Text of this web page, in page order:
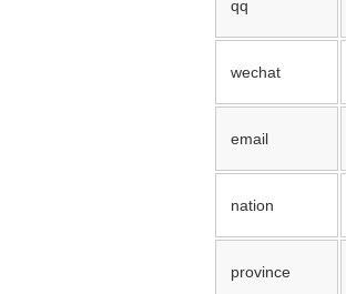
qq
wechat
email
nation
province